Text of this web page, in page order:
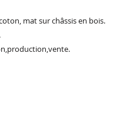
mat sur châssis en bois.